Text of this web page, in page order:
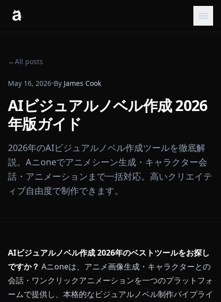
←All posts
May 16, 2026•By James Cook
AIビジュアルノベル作成 2026
年版ガイド
2026年のAIビジュアルノベル作成ツールを徹底解
説。Aニoneでアニメシーン生成・キャラクター会
話・アニメーションまで一括対応。高いクリエイテ
ィブ自由度で制作できます。
AIビジュアルノベル作成 2026年のベストツールをお探し
ですか？ Aニoneは、アニメ画像生成・キャラクターとの
会話・ワンクリックアニメーションを一つのプラットフォ
ームで提供し、本格的なビジュアルノベル制作パイプライ